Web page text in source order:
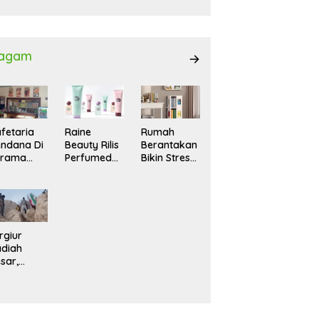
Di
Raine
Beauty Rilis
Perfumed
Rumah
Berantakan
Bikin Stres?